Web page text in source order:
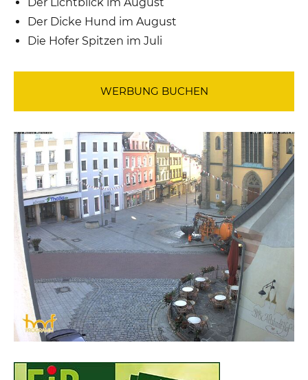
Der Dicke Hund im August
Die Hofer Spitzen im Juli
WERBUNG BUCHEN